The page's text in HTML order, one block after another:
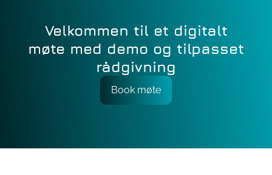
Velkommen til et digitalt
møte med demo og tilpasset
rådgivning
Book møte